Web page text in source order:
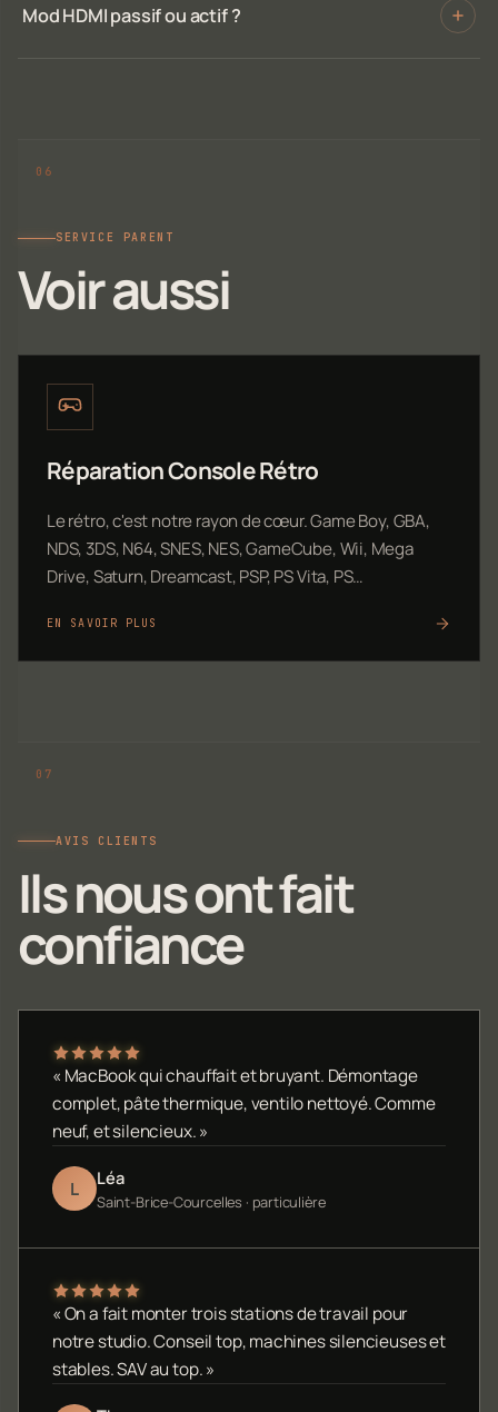
Mod HDMI passif ou actif ?
SERVICE PARENT
Voir aussi
Réparation Console Rétro
Le rétro, c'est notre rayon de cœur. Game Boy, GBA,
NDS, 3DS, N64, SNES, NES, GameCube, Wii, Mega
Drive, Saturn, Dreamcast, PSP, PS Vita, PS…
EN SAVOIR PLUS
AVIS CLIENTS
Ils nous ont fait
confiance
« MacBook qui chauffait et bruyant. Démontage
complet, pâte thermique, ventilo nettoyé. Comme
neuf, et silencieux. »
L Léa
Saint-Brice-Courcelles · particulière
« On a fait monter trois stations de travail pour
notre studio. Conseil top, machines silencieuses et
stables. SAV au top. »